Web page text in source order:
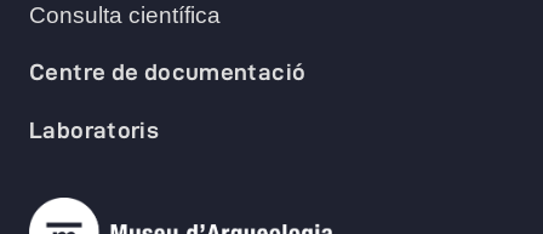
Consulta científica
Centre de documentació
Laboratoris